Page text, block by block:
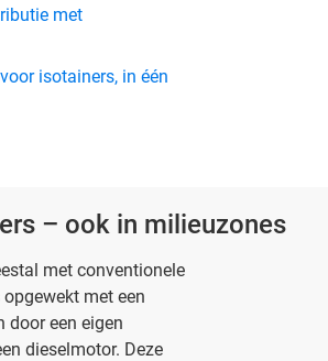
met
isotainers, in één
– ook in milieuzones
met conventionele
met een
door een eigen
dieselmotor. Deze